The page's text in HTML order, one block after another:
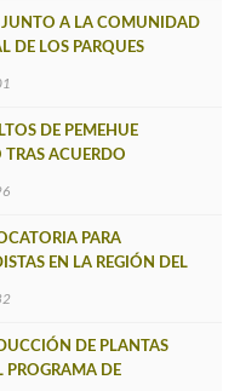
A LA COMUNIDAD
DE LOS PARQUES
DE PEMEHUE
TRAS ACUERDO
PARA
EN LA REGIÓN DEL
DE PLANTAS
PROGRAMA DE